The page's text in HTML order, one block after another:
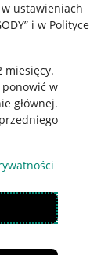
ustawieniach
i w Polityce
miesięcy.
w
głównej.